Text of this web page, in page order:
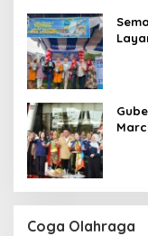
Coga Olahraga